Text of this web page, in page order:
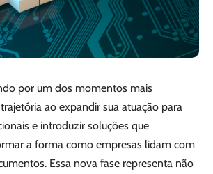
por um dos momentos mais
ao expandir sua atuação para
e introduzir soluções que
a forma como empresas lidam com
Essa nova fase representa não